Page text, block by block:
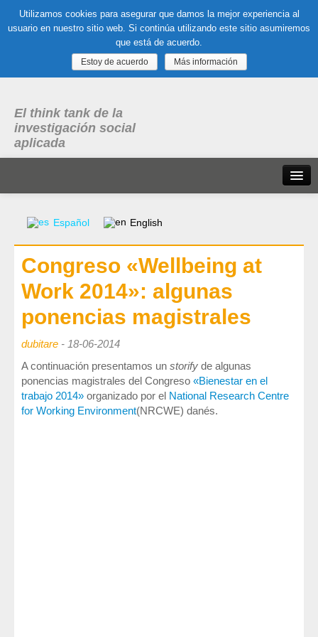
El think tank de la
investigación social
aplicada
Areas
de experiencia
Sociedad, Innovación y Salud
Internacional, Sectores y Salud
Nuestra propuesta
Blogs
Español English
Congreso «Wellbeing at
Work 2014»: algunas
ponencias magistrales
dubitare - 18-06-2014
A continuación presentamos un storify de algunas
ponencias magistrales del Congreso «Bienestar en el
trabajo 2014» organizado por el National Research Centre
for Working Environment(NRCWE) danés.
Utilizamos cookies para asegurar que damos la mejor experiencia al
usuario en nuestro sitio web. Si continúa utilizando este sitio asumiremos
que está de acuerdo.
Estoy de acuerdo Más información